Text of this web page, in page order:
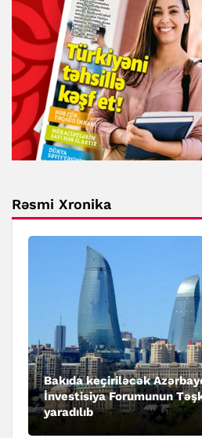
Rəsmi Xronika
Bakıda keçiriləcək
İnvestisiya Forumunun
yaradılıb